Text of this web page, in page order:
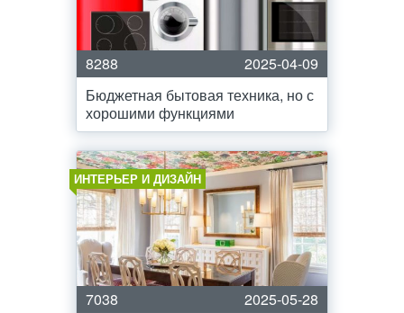
8288
2025-04-09
Бюджетная бытовая техника, но с
хорошими функциями
ИНТЕРЬЕР И ДИЗАЙН
7038
2025-05-28